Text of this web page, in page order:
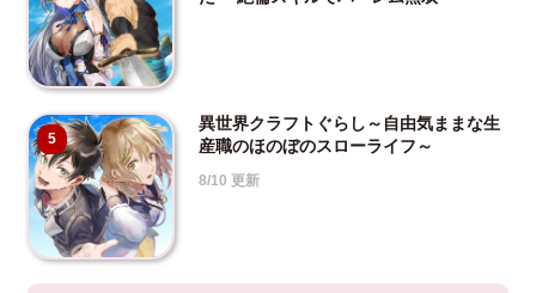
5
異世界クラフトぐらし～自由気ままな生
産職のほのぼのスローライフ～
8/10 更新